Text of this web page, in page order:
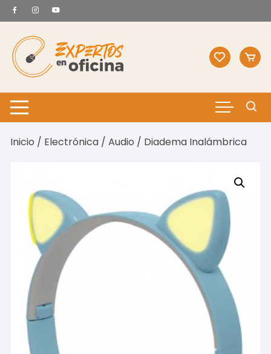
Saltar
al
contenido
Inicio / Electrónica /Audio / Diadema Inalámbrica